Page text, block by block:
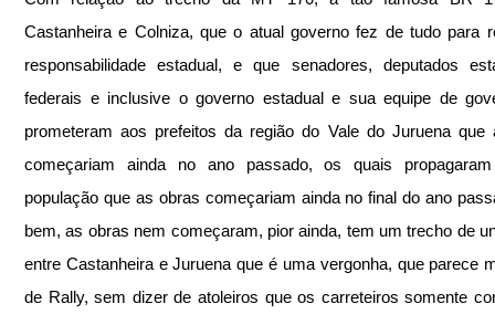
Castanheira e Colniza, que o atual governo fez de tudo para
responsabilidade estadual, e que senadores, deputados
federais e inclusive o governo estadual e sua equipe de
prometeram aos prefeitos da região do Vale do Juruena que
começariam ainda no ano passado, os quais
população que as obras começariam ainda no final do ano
bem, as obras nem começaram, pior ainda, tem um trecho de
entre Castanheira e Juruena que é uma vergonha, que parece
de Rally, sem dizer de atoleiros que os carreteiros somente